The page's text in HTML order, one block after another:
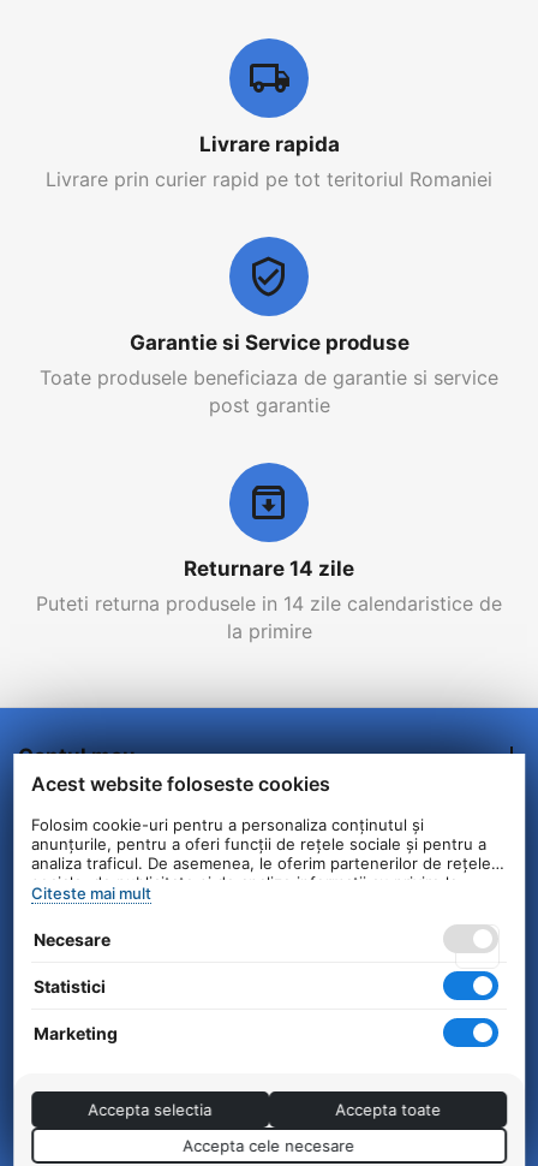
Livrare rapida
Livrare prin curier rapid pe tot teritoriul Romaniei
Garantie si Service produse
Toate produsele beneficiaza de garantie si service
post garantie
Returnare 14 zile
Puteti returna produsele in 14 zile calendaristice de
la primire
Contul meu
Comenzi/Livrare
Informatii clienti
Contact
Configurat —
Acest website foloseste cookies
Folosim cookie-uri pentru a personaliza conținutul și
anunțurile, pentru a oferi funcții de rețele sociale și pentru a
analiza traficul. De asemenea, le oferim partenerilor de rețele
sociale, de publicitate și de analize informații cu privire la
modul în care folosiți site-ul nostru. Aceștia le pot combina cu
serviciilor lor.
Citeste mai mult
Necesare
Statistici
Marketing
Accepta cele necesare
Accepta selectia Accepta toate